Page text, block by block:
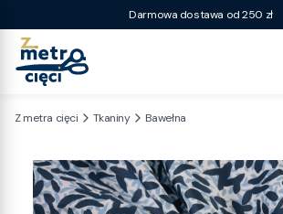
Darmowa dostawa od 250 zł
Z metra cięci Tkaniny Bawełna